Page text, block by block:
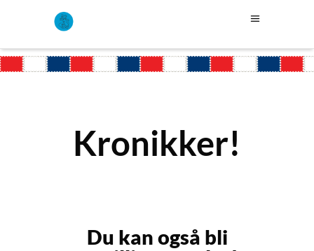
Kronikker!
Du kan også bli